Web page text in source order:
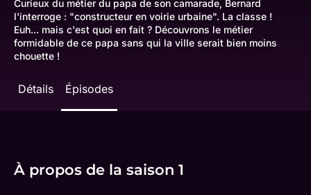
Curieux du métier du papa de son camarade, Bernard
l'interroge : "constructeur en voirie urbaine". La classe !
Euh... mais c'est quoi en fait ? Découvrons le métier
formidable de ce papa sans qui la ville serait bien moins
chouette !
Détails Épisodes
À propos de la saison 1